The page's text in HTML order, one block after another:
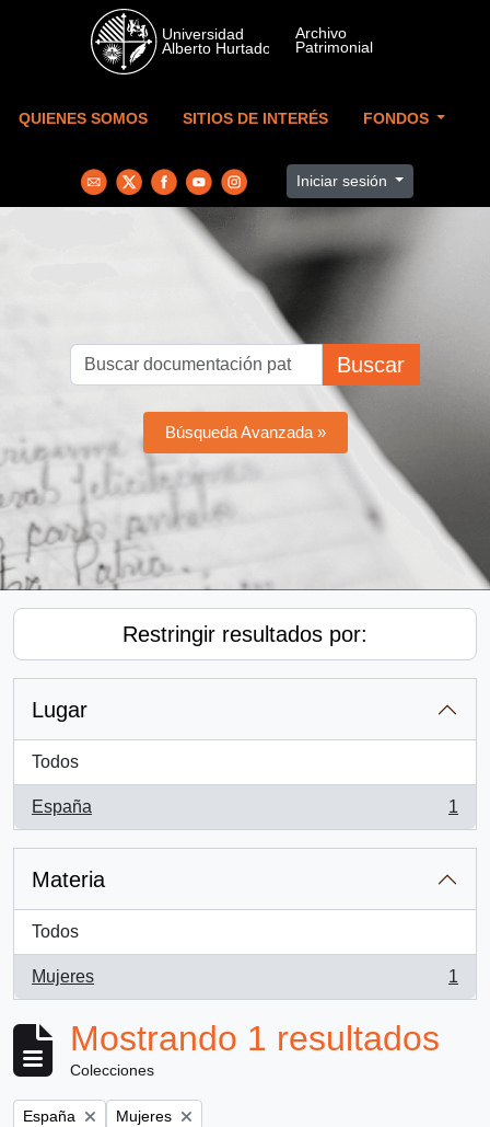
Skip to main content
QUIENES SOMOS SITIOS DE INTERÉS FONDOS
Iniciar sesión
Buscar
Búsqueda Avanzada »
Restringir resultados por:
Lugar
Todos
España
, 1 resultados
1
Materia
Todos
Mujeres
, 1 resultados
1
Mostrando 1 resultados
Colecciones
Remove filter:
España Remove filter:
Mujeres